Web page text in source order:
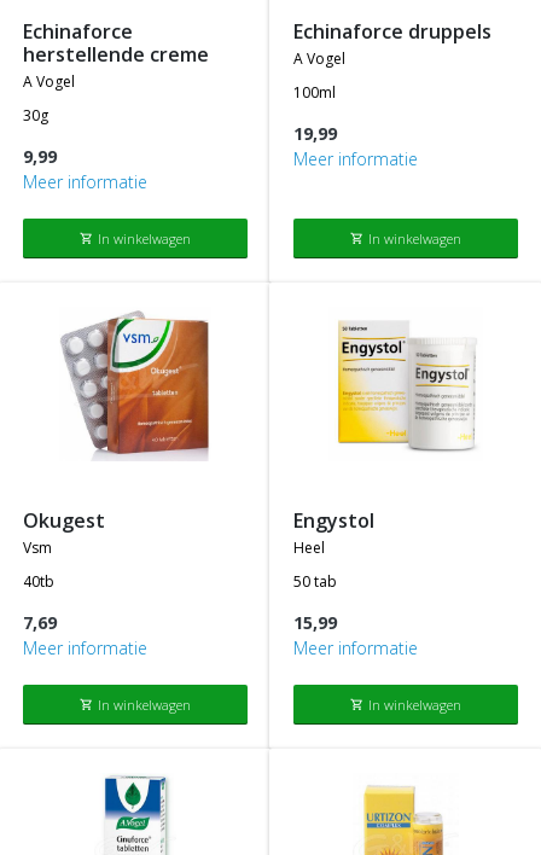
echinaforce
herstellende creme
a vogel
30g
9,99
Meer informatie
shopping_cart In winkelwagen
echinaforce druppels
a vogel
100ml
19,99
Meer informatie
shopping_cart In winkelwagen
okugest
vsm
40tb
7,69
Meer informatie
shopping_cart In winkelwagen
engystol
heel
50 tab
15,99
Meer informatie
shopping_cart In winkelwagen